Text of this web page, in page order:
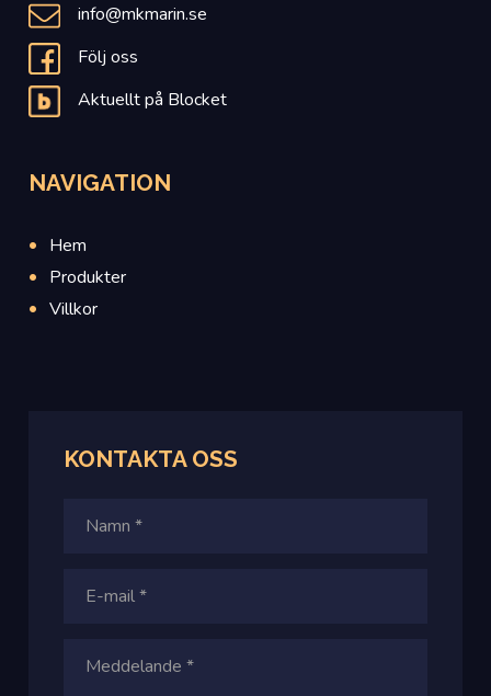
info@mkmarin.se
Följ oss
Aktuellt på Blocket
NAVIGATION
Hem
Produkter
Villkor
KONTAKTA OSS